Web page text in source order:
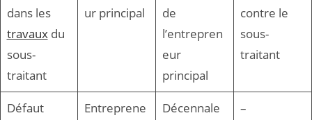
dans les
travauxdu
sous-
traitant
ur principal
de
l’entrepren
eur
principal
contre le
sous-
traitant
Défaut
Entreprene
Décennale
–